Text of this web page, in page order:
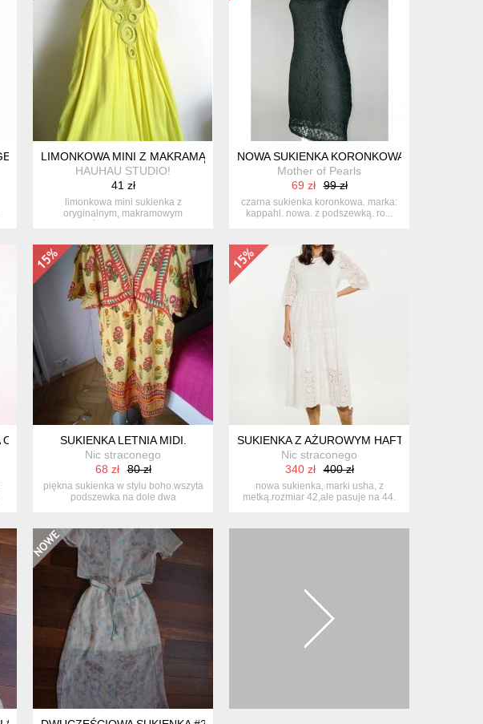
HELLO SUNSHINE 46 48 WISKOZA
LIMONKOWA MINI Z MAKRAMĄ
HAUHAU STUDIO!
41 zł
limonkowa mini sukienka z
oryginalnym, makramowym
wykończeniem. 100% b...
NOWA SUKIENKA KORONKOWA KAPPAHL, 36
Mother of Pearls
69 zł
99 zł
czarna sukienka koronkowa. marka:
kappahl. nowa. z podszewką. ro...
SUKIENKA LETNIA MIDI.
Nic straconego
68 zł
80 zł
piękna sukienka w stylu boho.wszyta
podszewka na dole dwa
SUKIENKA Z AŻUROWYM HAFTEM.
Nic straconego
340 zł
400 zł
nowa sukienka, marki usha, z
metką.rozmiar 42,ale pasuje na 44.